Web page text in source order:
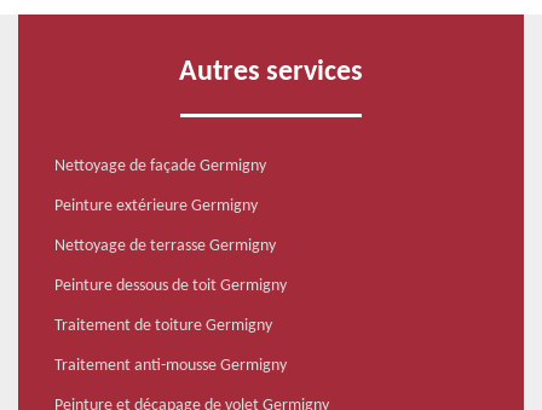
Autres services
Nettoyage de façade Germigny
Peinture extérieure Germigny
Nettoyage de terrasse Germigny
Peinture dessous de toit Germigny
Traitement de toiture Germigny
Traitement anti-mousse Germigny
Peinture et décapage de volet Germigny